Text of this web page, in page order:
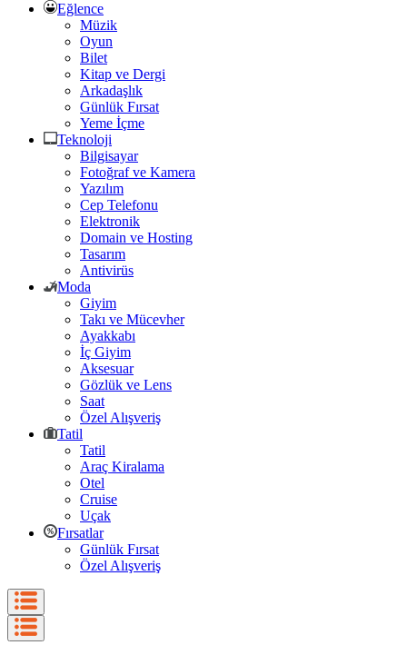
Eğlence
Müzik
Oyun
Bilet
Kitap ve Dergi
Arkadaşlık
Günlük Fırsat
Yeme İçme
Teknoloji
Bilgisayar
Fotoğraf ve Kamera
Yazılım
Cep Telefonu
Elektronik
Domain ve Hosting
Tasarım
Antivirüs
Moda
Giyim
Takı ve Mücevher
Ayakkabı
İç Giyim
Aksesuar
Gözlük ve Lens
Saat
Özel Alışveriş
Tatil
Tatil
Araç Kiralama
Otel
Cruise
Uçak
Fırsatlar
Günlük Fırsat
Özel Alışveriş